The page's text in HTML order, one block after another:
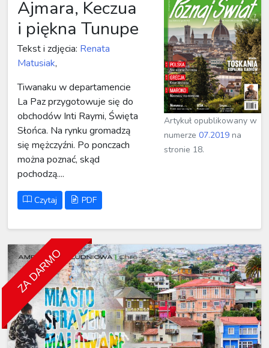
Ajmara, Keczua
i piękna Tunupe
Tekst i zdjęcia: Renata
Matusiak,
Tiwanaku w departamencie
La Paz przygotowuje się do
obchodów Inti Raymi, Święta
Słońca. Na rynku gromadzą
się mężczyźni. Po ponczach
można poznać, skąd
pochodzą....
Czytaj PDF
Artykuł opublikowany w
numerze07.2019 na
stronie 18.
ZA DARMO